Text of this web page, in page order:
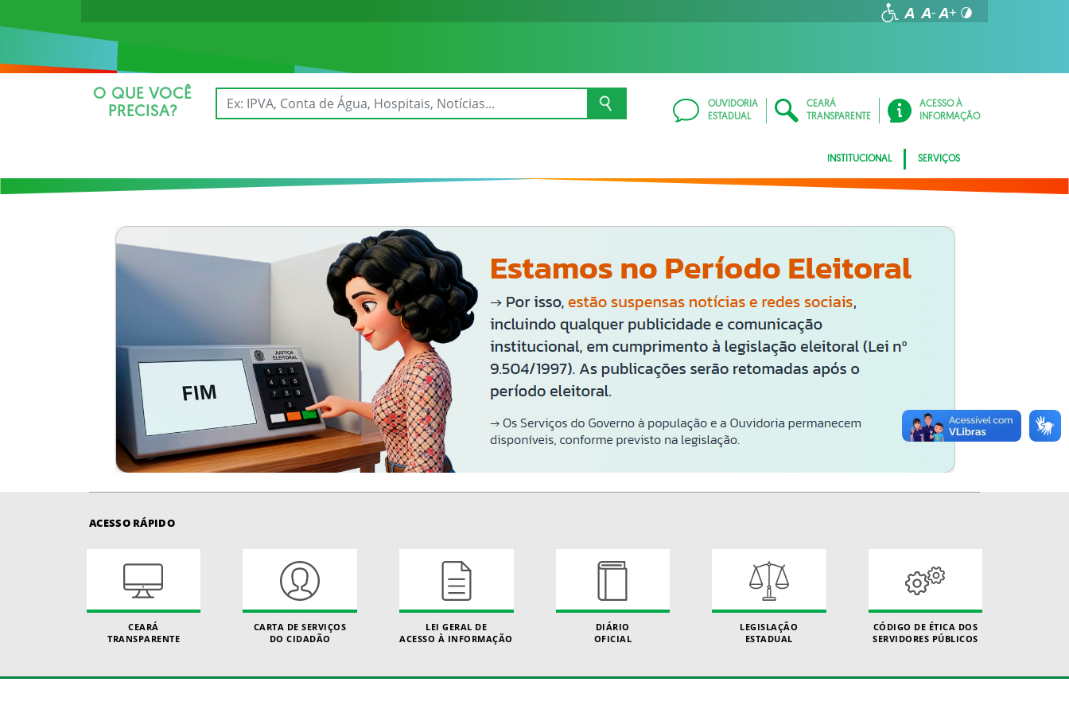
O QUE VOCÊ
PRECISA?
OUVIDORIA
ESTADUAL
CEARÁ
TRANSPARENTE
ACESSO À
INFORMAÇÃO
INSTITUCIONAL SERVIÇOS
ACESSO RÁPIDO
CEARÁ
TRANSPARENTE
CARTA DE SERVIÇOS
DO CIDADÃO
LEI GERAL DE
ACESSO À INFORMAÇÃO
DIÁRIO
OFICIAL
LEGISLAÇÃO
ESTADUAL
CÓDIGO DE ÉTICA DOS
SERVIDORES PÚBLICOS